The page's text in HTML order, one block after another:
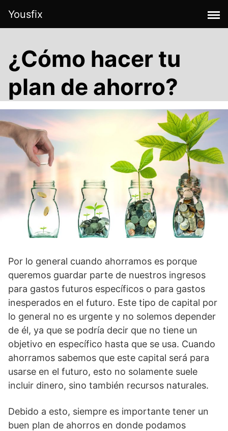
content
Yousfix
¿Cómo hacer tu
plan de ahorro?
Por lo general cuando ahorramos es porque
queremos guardar parte de nuestros ingresos
para gastos futuros específicos o para gastos
inesperados en el futuro. Este tipo de capital por
lo general no es urgente y no solemos depender
de él, ya que se podría decir que no tiene un
objetivo en específico hasta que se usa. Cuando
ahorramos sabemos que este capital será para
usarse en el futuro, esto no solamente suele
incluir dinero, sino también recursos naturales.
Debido a esto, siempre es importante tener un
buen plan de ahorros en donde podamos